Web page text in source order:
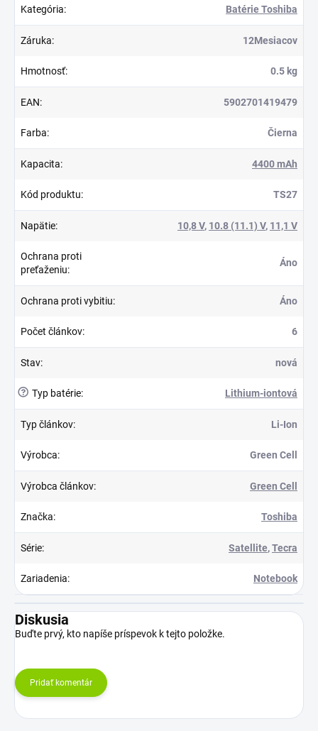
Kategória: Batérie Toshiba
Záruka: 12Mesiacov
Hmotnosť: 0.5 kg
EAN: 5902701419479
Farba: Čierna
Kapacita: 4400 mAh
Kód produktu: TS27
Napätie: 10,8 V, 10.8 (11.1) V, 11,1 V
Ochrana proti
preťaženiu:
Áno
Ochrana proti vybitiu: Áno
Počet článkov: 6
Stav: nová
? Typ batérie: Lithium-iontová
Typ článkov: Li-Ion
Výrobca: Green Cell
Výrobca článkov: Green Cell
Značka: Toshiba
Série: Satellite,Tecra
Zariadenia: Notebook
Diskusia
Buďte prvý, kto napíše príspevok k tejto položke.
Pridať komentár